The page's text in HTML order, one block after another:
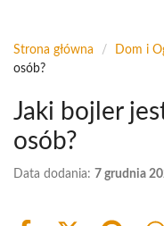
Strona główna / Dom i
osób?
Jaki bojler
osób?
Data dodania: 7 grudnia